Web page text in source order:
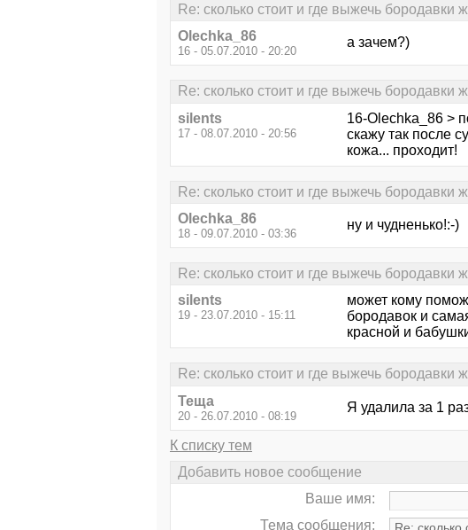
Re: сколько стоит и где выжечь бородавки
Olechka_86
16 - 05.07.2010 - 20:20
а зачем?)
Re: сколько стоит и где выжечь бородавки
silents
17 - 08.07.2010 - 20:56
16-Olechka_86 >
скажу так после
кожа... проходит!
Re: сколько стоит и где выжечь бородавки
Olechka_86
18 - 09.07.2010 - 03:36
ну и чудненько!:-)
Re: сколько стоит и где выжечь бородавки
silents
19 - 23.07.2010 - 15:11
может кому
бородавок и
красной и
Re: сколько стоит и где выжечь бородавки
Теща
20 - 26.07.2010 - 08:19
Я удалила за 1
К списку тем
Добавить новое сообщение
Ваше имя:
Тема сообщения: